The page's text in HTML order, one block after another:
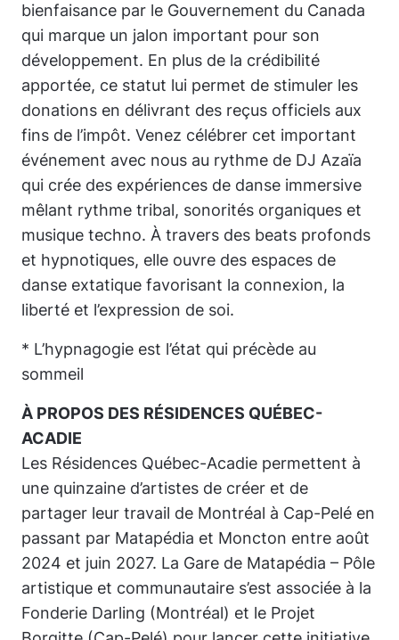
bienfaisance par le Gouvernement du Canada
qui marque un jalon important pour son
développement. En plus de la crédibilité
apportée, ce statut lui permet de stimuler les
donations en délivrant des reçus officiels aux
fins de l’impôt. Venez célébrer cet important
événement avec nous au rythme de DJ Azaïa
qui crée des expériences de danse immersive
mêlant rythme tribal, sonorités organiques et
musique techno. À travers des beats profonds
et hypnotiques, elle ouvre des espaces de
danse extatique favorisant la connexion, la
liberté et l’expression de soi.
* L’hypnagogie est l’état qui précède au
sommeil
À PROPOS DES RÉSIDENCES QUÉBEC-
ACADIE
Les Résidences Québec-Acadie permettent à
une quinzaine d’artistes de créer et de
partager leur travail de Montréal à Cap-Pelé en
passant par Matapédia et Moncton entre août
2024 et juin 2027. La Gare de Matapédia – Pôle
artistique et communautaire s’est associée à la
Fonderie Darling (Montréal) et le Projet